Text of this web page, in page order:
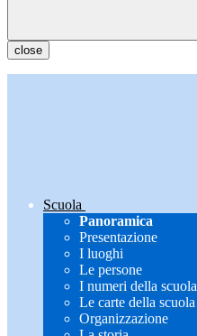
close
Scuola
Panoramica
Presentazione
I luoghi
Le persone
I numeri della scuola
Le carte della scuola
Organizzazione